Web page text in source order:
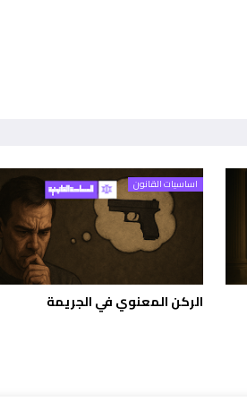
اساسيات القانون
الركن المعنوي في الجريمة